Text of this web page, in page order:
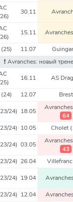
30.11
15.11 Avranches
(25) 11.07
❗️ Avranches: новый
16.11 AS
(24) 12.07 Brest
24) 18.05 Avranches
64
24) 10.05 Cholet
24) 03.05 Avranches
43
24) 26.04 Villefranc
24) 19.04 Avranches
24) 12.04 Avranches